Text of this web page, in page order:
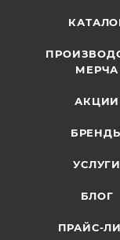
МЕРЧА
АКЦИИ
УСЛУГИ
БЛОГ
ПРАЙС-